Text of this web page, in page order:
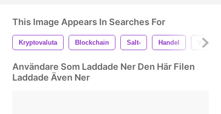
This Image Appears In Searches For
Kryptovaluta Blockchain Salt- Handel
Användare Som Laddade Ner Den Här Filen
Laddade Även Ner